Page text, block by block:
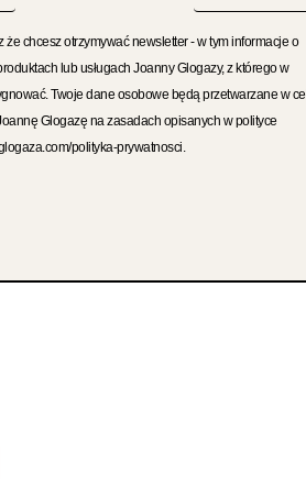
chcesz otrzymywać newsletter - w tym informacje o
lub usługach Joanny Glogazy, z którego w
Twoje dane osobowe będą przetwarzane w
Glogazę na zasadach opisanych w polityce
polityka-prywatnosci.